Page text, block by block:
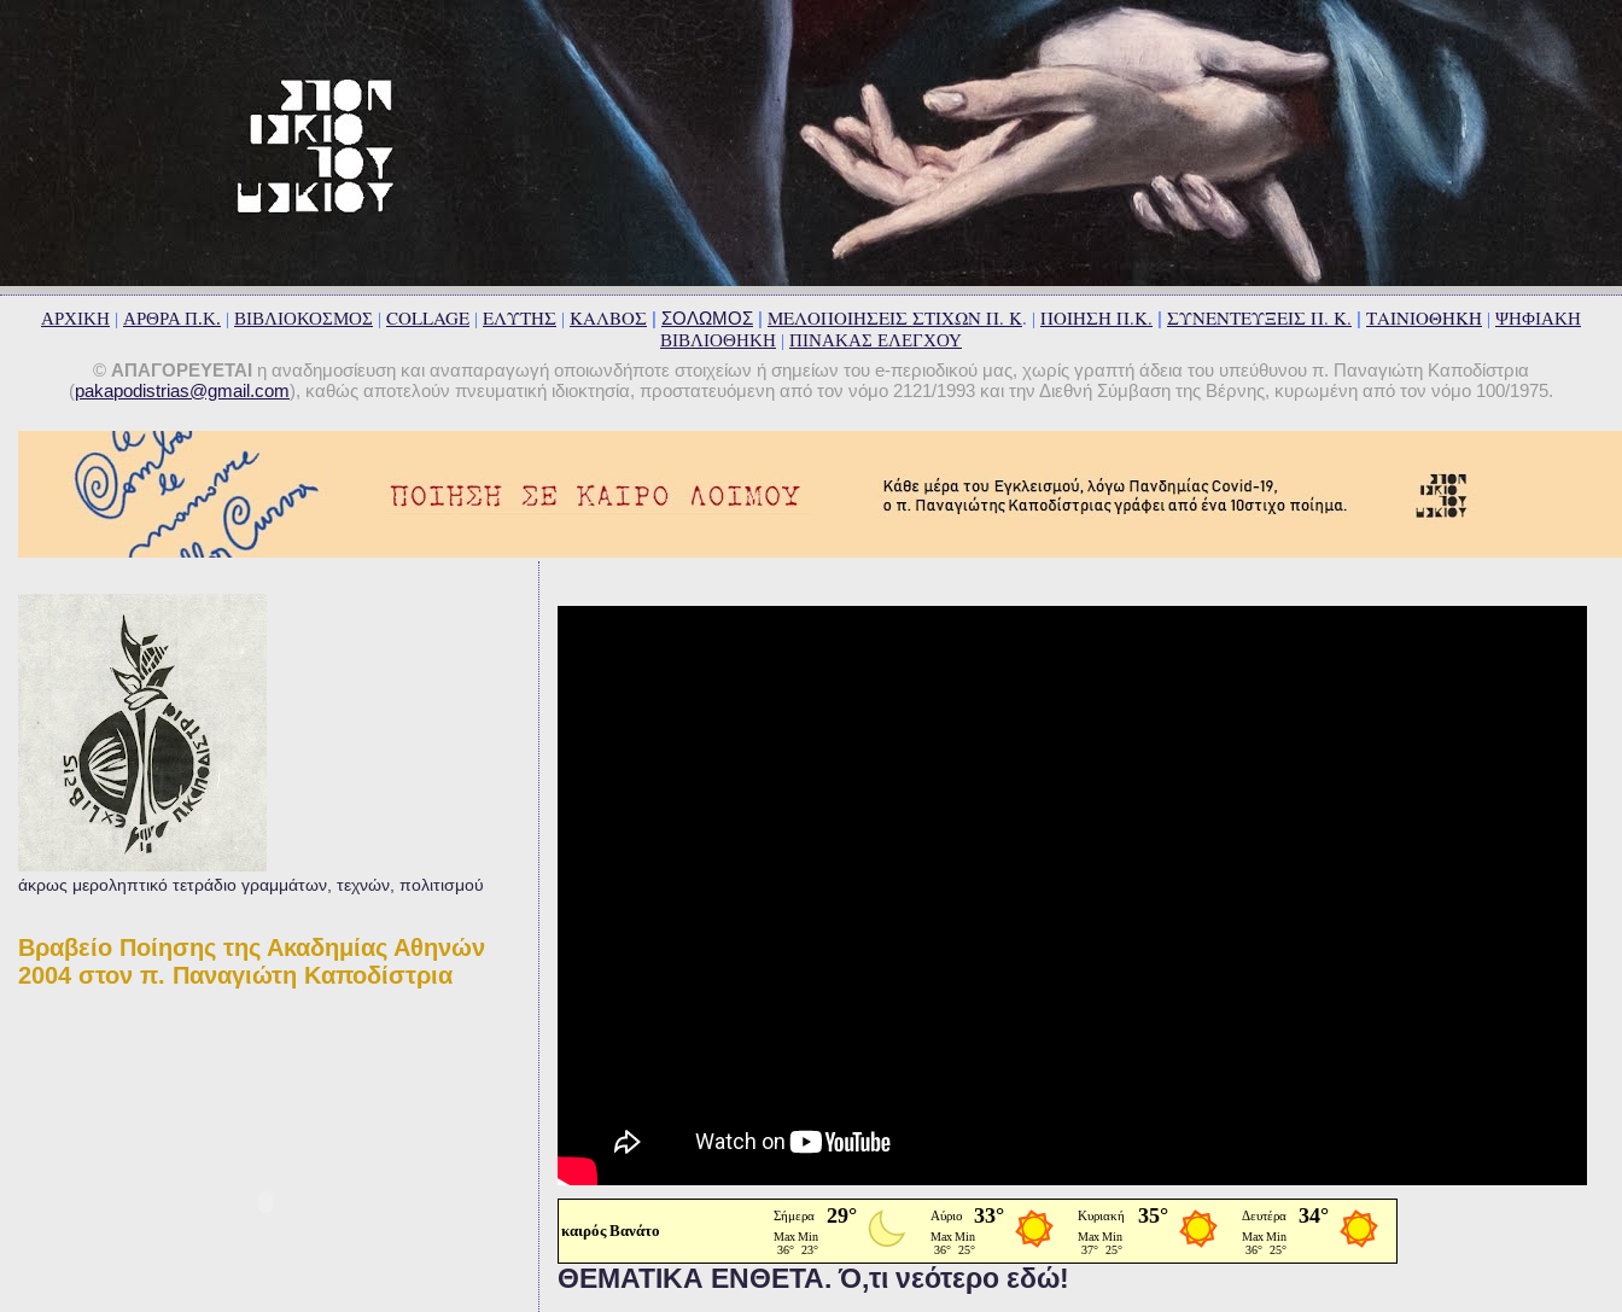
ΑΡΧΙΚΗ | ΑΡΘΡΑ Π.Κ. | ΒΙΒΛΙΟΚΟΣΜΟΣ | COLLAGE | ΕΛΥΤΗΣ | ΚΑΛΒΟΣ | ΣΟΛΩΜΟΣ | ΜΕΛΟΠΟΙΗΣΕΙΣ ΣΤΙΧΩΝ Π. Κ. | ΠΟΙΗΣΗ Π.Κ. | ΣΥΝΕΝΤΕΥΞΕΙΣ Π. Κ. | ΤΑΙΝΙΟΘΗΚΗ | ΨΗΦΙΑΚΗ
ΒΙΒΛΙΟΘΗΚΗ | ΠΙΝΑΚΑΣ ΕΛΕΓΧΟΥ
© ΑΠΑΓΟΡΕΥΕΤΑΙ η αναδημοσίευση και αναπαραγωγή οποιωνδήποτε στοιχείων ή σημείων του e-περιοδικού μας, χωρίς γραπτή άδεια του υπεύθυνου π. Παναγιώτη Καποδίστρια
(pakapodistrias@gmail.com), καθώς αποτελούν πνευματική ιδιοκτησία, προστατευόμενη από τον νόμο 2121/1993 και την Διεθνή Σύμβαση της Βέρνης, κυρωμένη από τον νόμο 100/1975.
καιρός Βανάτο
ΘΕΜΑΤΙΚΑ ΕΝΘΕΤΑ. Ό,τι νεότερο εδώ!
άκρως μεροληπτικό τετράδιο γραμμάτων, τεχνών, πολιτισμού
Βραβείο Ποίησης της Ακαδημίας Αθηνών
2004 στον π. Παναγιώτη Καποδίστρια